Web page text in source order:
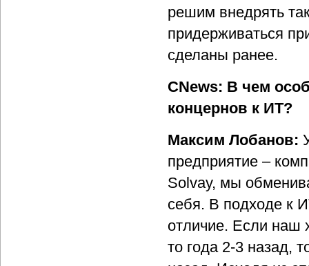
решим внедрять
придерживаться
сделаны ранее.
CNews: В чем
концернов к ИТ?
Максим Лобанов:
предприятие –
Solvay, мы
себя. В подходе к
отличие. Если наш
то года 2-3 назад,